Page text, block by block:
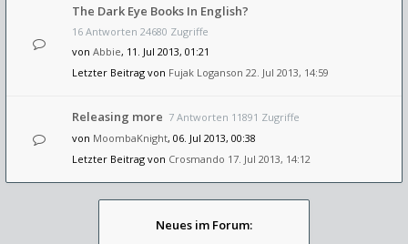
The Dark Eye Books In English?
16 Antworten 24680 Zugriffe
von Abbie, 11. Jul 2013, 01:21
Letzter Beitrag von Fujak Loganson 22. Jul 2013, 14:59
Releasing more 7 Antworten 11891 Zugriffe
von MoombaKnight, 06. Jul 2013, 00:38
Letzter Beitrag von Crosmando 17. Jul 2013, 14:12
Neues im Forum: